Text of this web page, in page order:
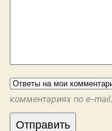
комментариях по e-mail.